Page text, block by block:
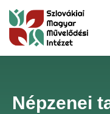
Népzenei